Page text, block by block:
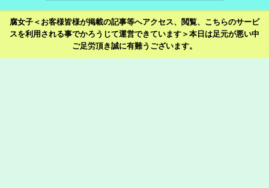
腐女子＜お客様皆様が掲載の記事等へアクセス、閲覧、こちらのサービ
スを利用される事でかろうじて運営できています＞本日は足元が悪い中
ご足労頂き誠に有難うございます。